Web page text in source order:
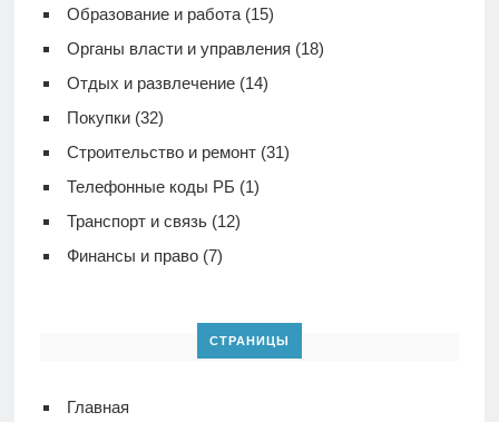
Образование и работа(15)
Органы власти и управления (18)
Отдых и развлечение(14)
Покупки(32)
Строительство и ремонт(31)
Телефонные коды РБ (1)
Транспорт и связь(12)
Финансы и право(7)
СТРАНИЦЫ
Главная